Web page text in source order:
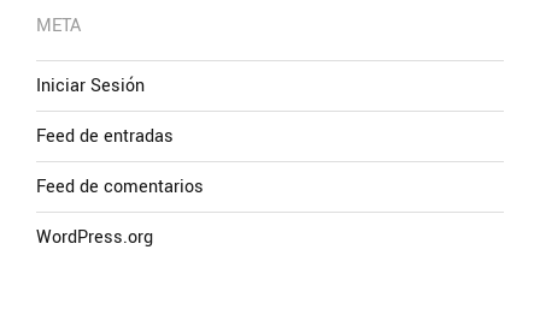
META
Iniciar Sesión
Feed de entradas
Feed de comentarios
WordPress.org